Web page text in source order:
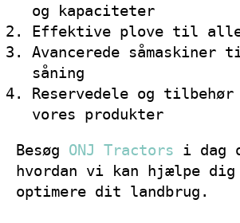
og kapaciteter
Effektive plove til
Avancerede
såning
Reservedele og
vores produkter
Besøg ONJ Tractors i dag
hvordan vi kan hjælpe dig
optimere dit landbrug.